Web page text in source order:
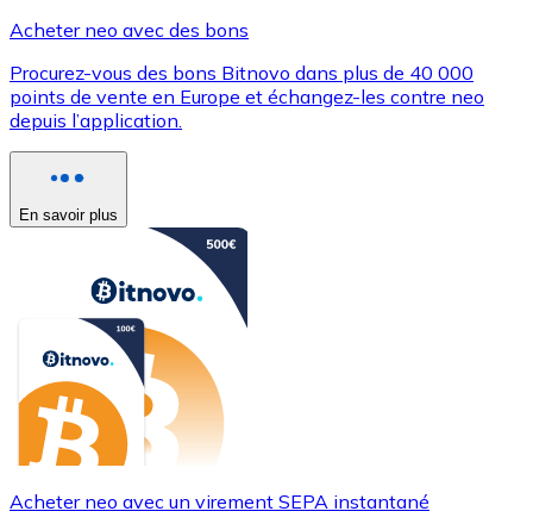
Acheter neo avec des bons
Procurez-vous des bons Bitnovo dans plus de 40 000
points de vente en Europe et échangez-les contre neo
depuis l’application.
En savoir plus
Acheter neo avec un virement SEPA instantané